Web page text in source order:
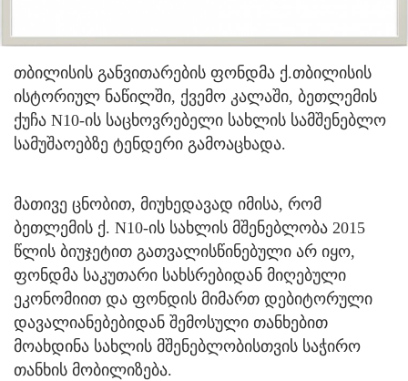
თბილისის განვითარების ფონდმა ქ.თბილისის
ისტორიულ ნაწილში, ქვემო კალაში, ბეთლემის
ქუჩა N10-ის საცხოვრებელი სახლის სამშენებლო
სამუშაოებზე ტენდერი გამოაცხადა.
მათივე ცნობით, მიუხედავად იმისა, რომ
ბეთლემის ქ. N10-ის სახლის მშენებლობა 2015
წლის ბიუჯეტით გათვალისწინებული არ იყო,
ფონდმა საკუთარი სახსრებიდან მიღებული
ეკონომიით და ფონდის მიმართ დებიტორული
დავალიანებებიდან შემოსული თანხებით
მოახდინა სახლის მშენებლობისთვის საჭირო
თანხის მობილიზება.